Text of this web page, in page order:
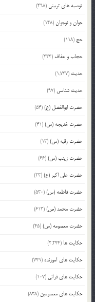
توصیه های تربیتی (498)
جوان و نوجوان(148)
حج (118)
حجاب و عفاف (333)
حدیث (1,737)
حدیث شناسی (97)
حضرت ابوالفضل (ع)(54)
حضرت خدیجه (س)(41)
حضرت رقیه (س)(13)
حضرت زینب (س)(66)
حضرت علی اکبر (ع)(23)
حضرت فاطمه (س)(530)
حضرت محمد (ص)(613)
حضرت معصومه (س)(45)
حکایت ها (2,244)
حکایت های آموزنده (749)
حکایت های قرآنی (107)
حکایت های معصومین (838)